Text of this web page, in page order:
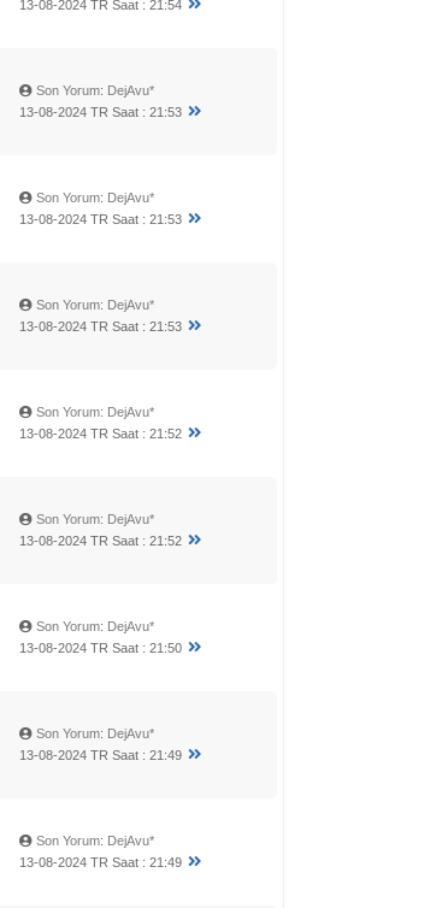
13-08-2024 TR Saat : 21:54
Son Yorum: DejAvu*
13-08-2024 TR Saat : 21:53
Son Yorum: DejAvu*
13-08-2024 TR Saat : 21:53
Son Yorum: DejAvu*
13-08-2024 TR Saat : 21:53
Son Yorum: DejAvu*
13-08-2024 TR Saat : 21:52
Son Yorum: DejAvu*
13-08-2024 TR Saat : 21:52
Son Yorum: DejAvu*
13-08-2024 TR Saat : 21:50
Son Yorum: DejAvu*
13-08-2024 TR Saat : 21:49
Son Yorum: DejAvu*
13-08-2024 TR Saat : 21:49